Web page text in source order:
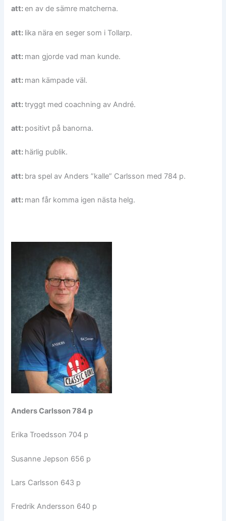
att:en av de sämre matcherna.
att: lika nära en seger som i Tollarp.
att: man gjorde vad man kunde.
att: man kämpade väl.
att:tryggt med coachning av André.
att: positivt på banorna.
att: härlig publik.
att: bra spel av Anders ”kalle” Carlsson med 784 p.
att: man får komma igen nästa helg.
Anders Carlsson 784 p
Erika Troedsson 704 p
Susanne Jepson 656 p
Lars Carlsson 643 p
Fredrik Andersson 640 p